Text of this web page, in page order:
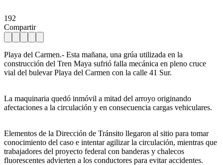
192
Compartir
Playa del Carmen.- Esta mañana, una grúa utilizada en la
construcción del Tren Maya sufrió falla mecánica en pleno cruce
vial del bulevar Playa del Carmen con la calle 41 Sur.
La maquinaria quedó inmóvil a mitad del arroyo originando
afectaciones a la circulación y en consecuencia cargas vehiculares.
Elementos de la Dirección de Tránsito llegaron al sitio para tomar
conocimiento del caso e intentar agilizar la circulación, mientras que
trabajadores del proyecto federal con banderas y chalecos
fluorescentes advierten a los conductores para evitar accidentes.